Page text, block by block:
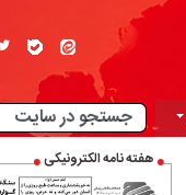
هفته نامه الکترونیکی